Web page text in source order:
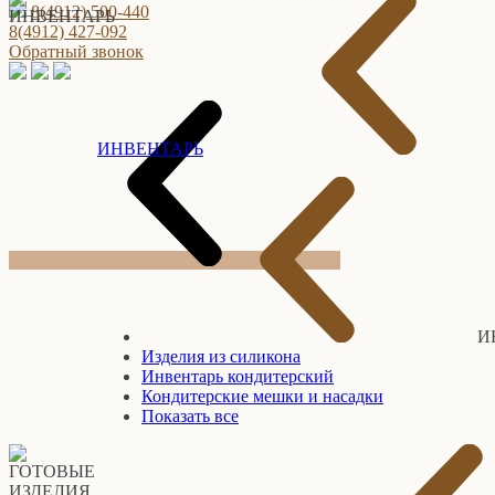
ИНВЕНТАРЬ
Изделия из силикона
Инвентарь кондитерский
Кондитерские мешки и насадки
Показать все
8(4912) 500-440
8(4912) 427-092
Обратный звонок